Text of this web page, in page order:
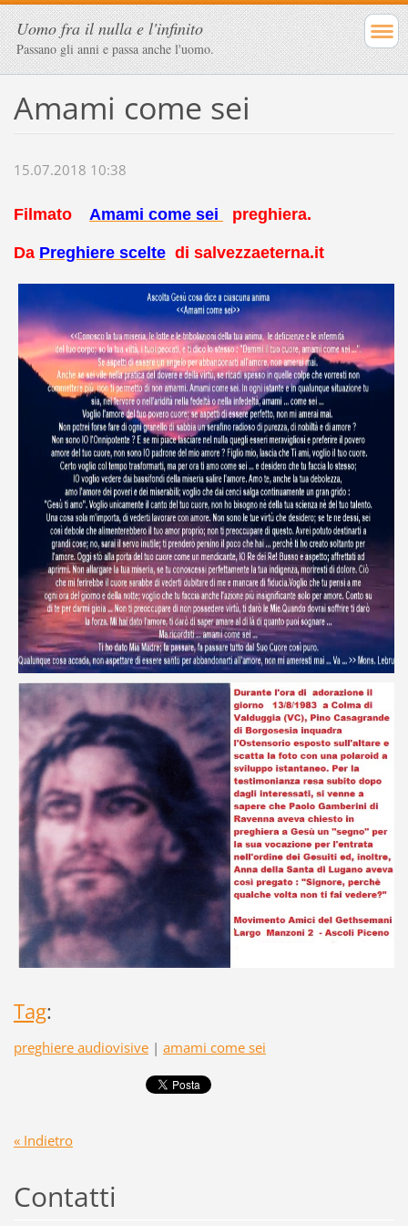
Uomo fra il nulla e l'infinito
Passano gli anni e passa anche l'uomo.
Amami come sei
15.07.2018 10:38
Filmato Amami come sei preghiera.
Da Preghiere sceltedi salvezzaeterna.it
Tag:
preghiere audiovisive | amami come sei
« Indietro
Contatti